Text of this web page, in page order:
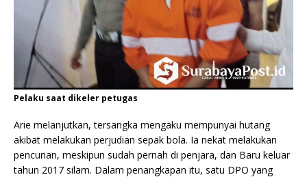
Pelaku saat dikeler petugas
Arie melanjutkan, tersangka mengaku mempunyai hutang
akibat melakukan perjudian sepak bola. Ia nekat melakukan
pencurian, meskipun sudah pernah di penjara, dan Baru keluar
tahun 2017 silam. Dalam penangkapan itu, satu DPO yang